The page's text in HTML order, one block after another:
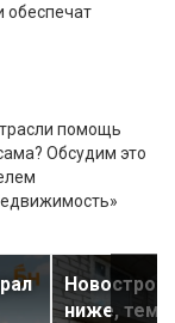
обеспечат
помощь
Обсудим это
ниже, тем